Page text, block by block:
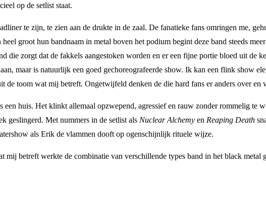
op de setlist staat.
te zijn, te zien aan de drukte in de zaal. De fanatieke fans omringen me,
groot hun bandnaam in metal boven het podium begint deze band steeds
die zorgt dat de fakkels aangestoken worden en er een fijne portie bloed uit
maar is natuurlijk een goed gechoreografeerde show. Ik kan een flink show
de toom wat mij betreft. Ongetwijfeld denken de die hard fans er anders over
een huis. Het klinkt allemaal opzwepend, agressief en rauw zonder rommelig
geslingerd. Met nummers in de setlist als Nuclear Alchemy en Reaping Death
als Erik de vlammen dooft op ogenschijnlijk rituele wijze.
mij betreft werkte de combinatie van verschillende types band in het black metal